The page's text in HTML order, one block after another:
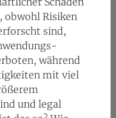
Risiken
sind,
während
mit viel
und legal